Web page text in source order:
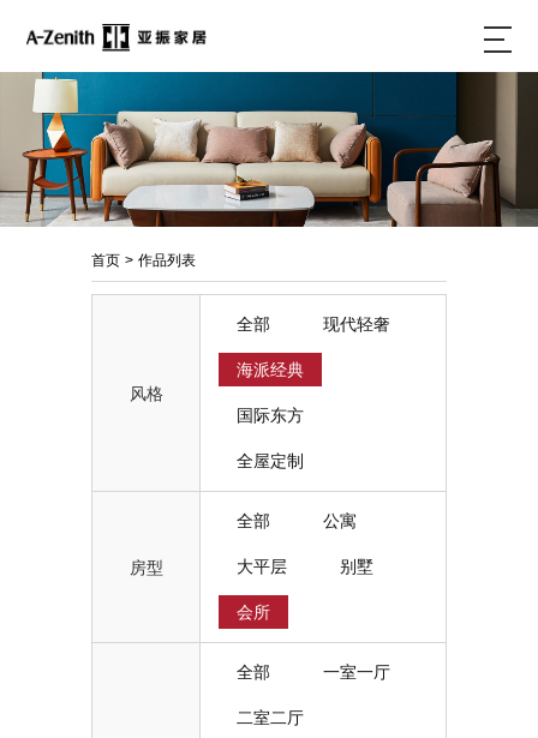
首页 > 作品列表
风格
全部 现代轻奢
海派经典
国际东方
全屋定制
房型
全部 公寓
大平层 别墅
会所
全部 一室一厅
二室二厅